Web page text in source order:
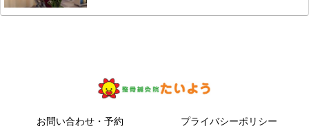
お問い合わせ・予約 プライバシーポリシー